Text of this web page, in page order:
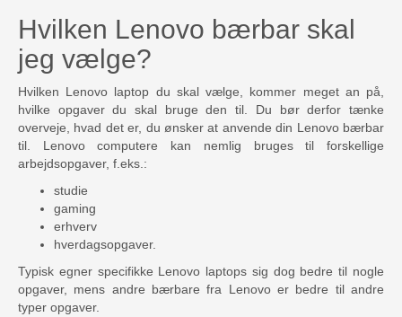
Hvilken Lenovo bærbar skal
jeg vælge?
Hvilken Lenovo laptop du skal vælge, kommer meget an på,
hvilke opgaver du skal bruge den til. Du bør derfor tænke
overveje, hvad det er, du ønsker at anvende din Lenovo bærbar
til. Lenovo computere kan nemlig bruges til forskellige
arbejdsopgaver, f.eks.:
studie
gaming
erhverv
hverdagsopgaver.
Typisk egner specifikke Lenovo laptops sig dog bedre til nogle
opgaver, mens andre bærbare fra Lenovo er bedre til andre
typer opgaver.